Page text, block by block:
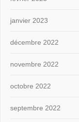
janvier 2023
décembre 2022
novembre 2022
octobre 2022
septembre 2022